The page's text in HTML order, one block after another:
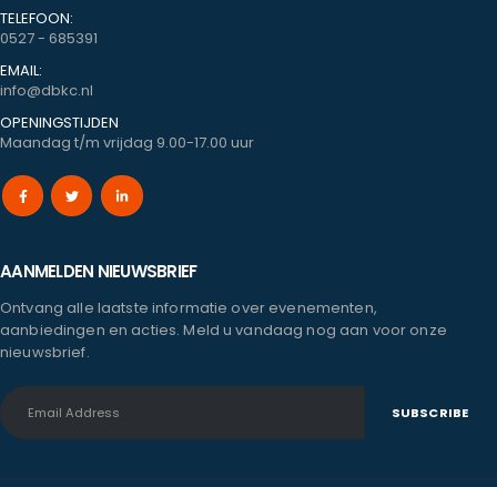
TELEFOON:
0527 - 685391
EMAIL:
info@dbkc.nl
OPENINGSTIJDEN
Maandag t/m vrijdag 9.00-17.00 uur
AANMELDEN NIEUWSBRIEF
Ontvang alle laatste informatie over evenementen,
aanbiedingen en acties. Meld u vandaag nog aan voor onze
nieuwsbrief.